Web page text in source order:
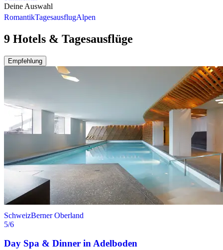
Deine Auswahl
RomantikTagesausflugAlpen
9 Hotels & Tagesausflüge
Empfehlung
SchweizBerner Oberland
5/6
Day Spa & Dinner in Adelboden